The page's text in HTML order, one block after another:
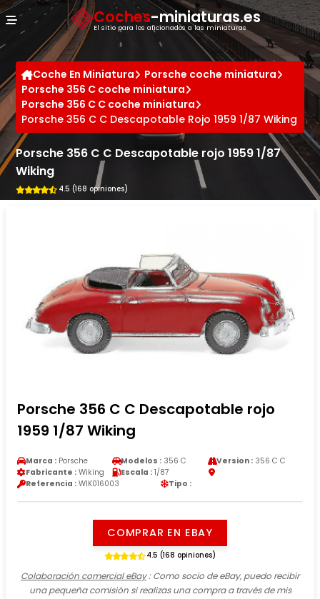
Coches-miniaturas.es
El sitio para los aficionados a las miniaturas
Coche En Miniatura
Porsche coche miniatura
Porsche 356 C coche miniatura
Porsche 356 C C coche miniatura
Porsche 356 C C Descapotable Rojo 1959 1/87 Wiking
Porsche 356 C C Descapotable rojo 1959 1/87
Wiking
4.5 (168 opiniones)
Porsche 356 C C Descapotable rojo
1959 1/87 Wiking
Marca : Porsche Modelos : 356 C Version :356 C C
Fabricante : Wiking Escala : 1/87
Referencia : WIK016003 Tipo :
COMPRAR EN EBAY
4.5 (168 opiniones)
Colaboración comercial eBay: Como socio de eBay, puedo recibir
una pequeña comisión si realizas una compra a través de mis
Panel de gestión de cookies